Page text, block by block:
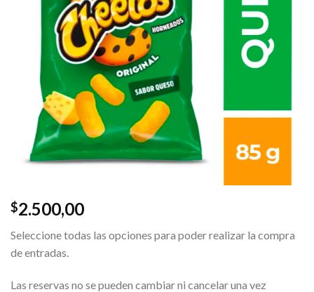
$2.500,00
Seleccione todas las opciones para poder realizar la compra
de entradas.
Las reservas no se pueden cambiar ni cancelar una vez